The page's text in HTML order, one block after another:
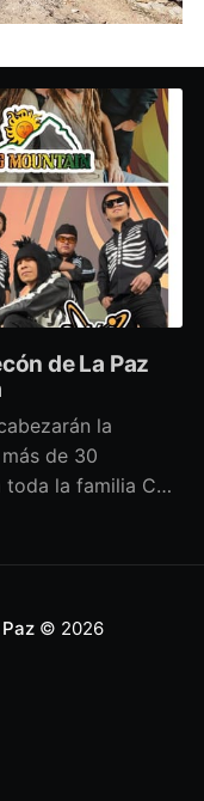
de La Paz
la
de 30
la familia Con
© 2026